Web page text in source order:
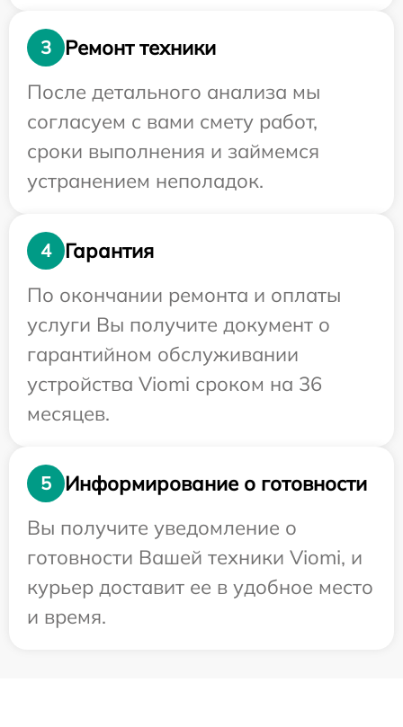
3
Ремонт техники
После детального анализа мы
согласуем с вами смету работ,
сроки выполнения и займемся
устранением неполадок.
4
Гарантия
По окончании ремонта и оплаты
услуги Вы получите документ о
гарантийном обслуживании
устройства Viomi сроком на 36
месяцев.
5
Информирование о готовности
Вы получите уведомление о
готовности Вашей техники Viomi, и
курьер доставит ее в удобное место
и время.